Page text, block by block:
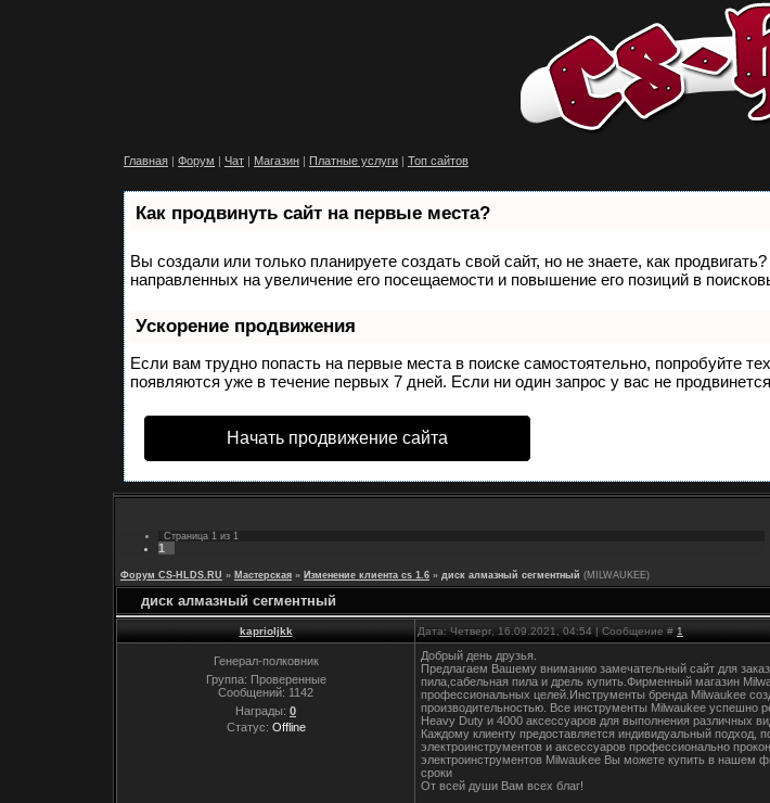
Главная | Форум | Чат | Магазин | Платные услуги | Топ сайтов
Как продвинуть сайт на первые места?
Вы создали или только планируете создать свой сайт, но не знаете, как
направленных на увеличение его посещаемости и повышение его позиций в
Ускорение продвижения
Если вам трудно попасть на первые места в поиске самостоятельно, попробуйте
появляются уже в течение первых 7 дней. Если ни один запрос у вас не
Начать продвижение сайта
Страница 1 из 1
1
Форум CS-HLDS.RU » Мастерская » Изменение клиента cs 1.6 » диск алмазный сегментный (MILWAUKEE)
диск алмазный сегментный
kaprioljkk Дата: Четверг, 16.09.2021, 04:54 | Сообщение # 1
Генерал-полковник
Группа: Проверенные
Сообщений: 1142
Награды: 0
Статус: Offline
Добрый день друзья.
Предлагаем Вашему вниманию замечательный сайт для
пила,сабельная пила и дрель купить.Фирменный магазин
профессиональных целей.Инструменты бренда Milwaukee
производительностью. Все инструменты Milwaukee успешно
Heavy Duty и 4000 аксессуаров для выполнения различных
Каждому клиенту предоставляется индивидуальный подход,
электроинструментов и аксессуаров профессионально
электроинструментов Milwaukee Вы можете купить в нашем
сроки
От всей души Вам всех благ!